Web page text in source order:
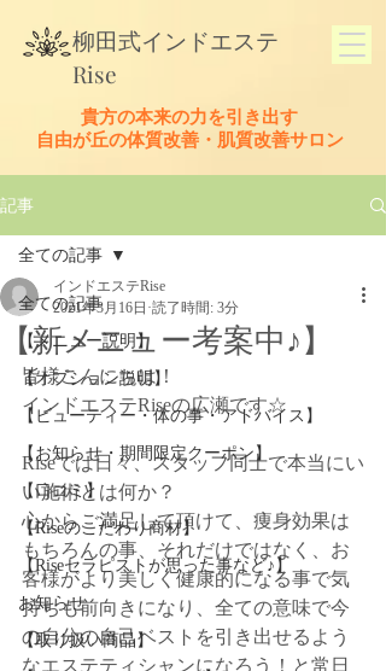
貴方の本来の力を引き出す
​自由が丘の体質改善・肌質改善サロン
​柳田式インドエステ
Rise
記事
全ての記事
【メニュー説明】
【オプション説明】
【ビューティー・体の事・アドバイス】
【お知らせ・期間限定クーポン】
【口コミ】
【Riseのこだわり商材】
【Riseセラピストが思った事など♪】
お知らせ
【取り扱い商品】
全ての記事
【新メニュー考案中♪】
インドエステRise
2021年3月16日 読了時間: 3分
皆様こんにちは！
インドエステRiseの広瀬です☆
Riseでは日々、スタッフ同士で本当にい
い施術とは何か？
心からご満足して頂けて、痩身効果は
もちろんの事、それだけではなく、お
客様がより美しく健康的になる事で気
持ちも前向きになり、全ての意味で今
の自分の自己ベストを引き出せるよう
なエステティシャンになろう！と常日